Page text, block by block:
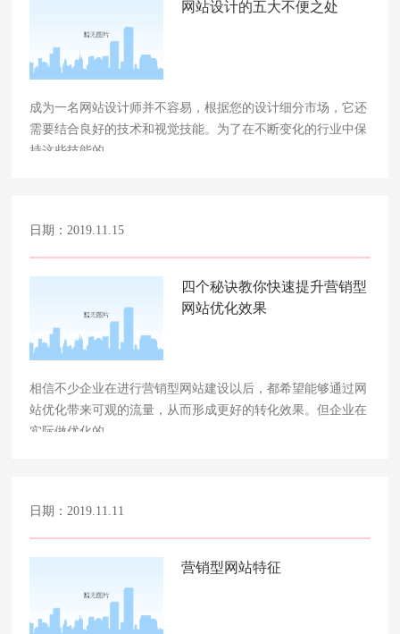
网站设计的五大不便之处
成为一名网站设计师并不容易，根据您的设计细分市场，它还
需要结合良好的技术和视觉技能。为了在不断变化的行业中保
持这些技能的……
日期：2019.11.15
四个秘诀教你快速提升营销型
网站优化效果
相信不少企业在进行营销型网站建设以后，都希望能够通过网
站优化带来可观的流量，从而形成更好的转化效果。但企业在
实际做优化的……
日期：2019.11.11
营销型网站特征